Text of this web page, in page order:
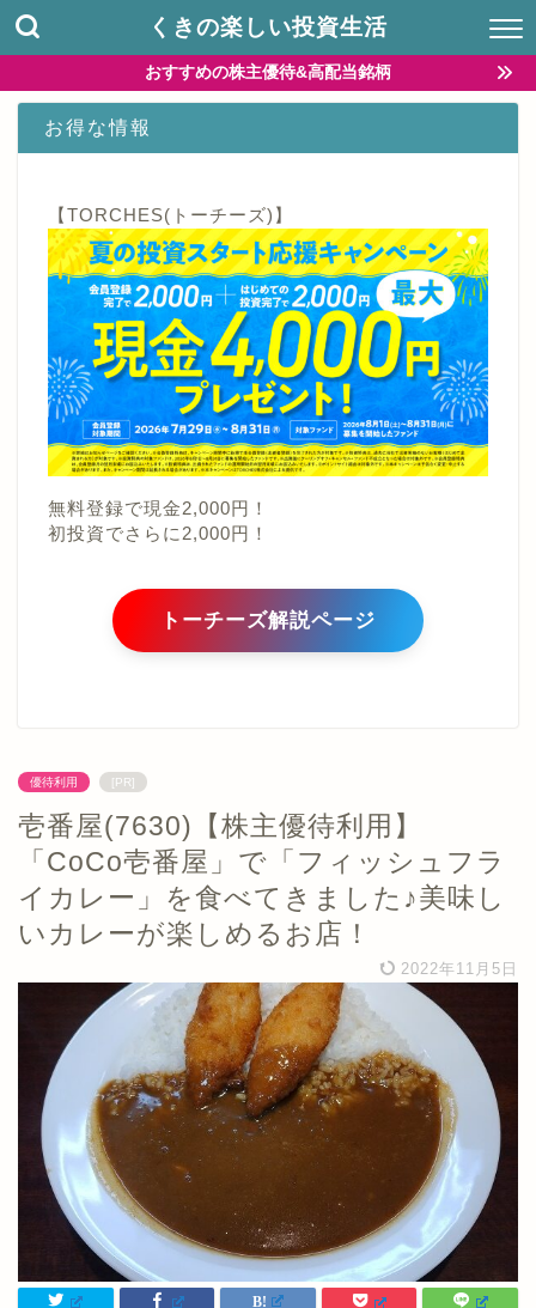
くきの楽しい投資生活
おすすめの株主優待&高配当銘柄
お得な情報
【TORCHES(トーチーズ)】
無料登録で現金2,000円！
初投資でさらに2,000円！
トーチーズ解説ページ
優待利用 [PR]
壱番屋(7630)【株主優待利用】
「CoCo壱番屋」で「フィッシュフラ
イカレー」を食べてきました♪美味し
いカレーが楽しめるお店！
2022年11月5日